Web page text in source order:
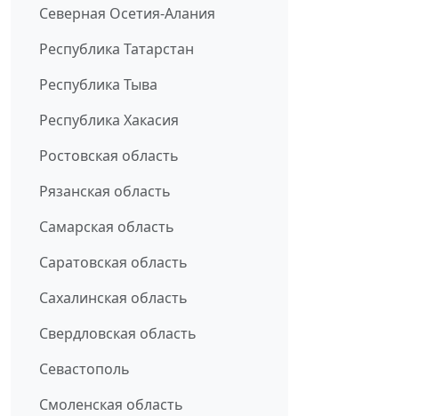
Северная Осетия-Алания
Республика Татарстан
Республика Тыва
Республика Хакасия
Ростовская область
Рязанская область
Самарская область
Саратовская область
Сахалинская область
Свердловская область
Севастополь
Смоленская область